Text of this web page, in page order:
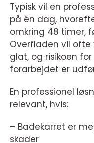
Typisk vil en
på én dag,
omkring 48 timer,
Overfladen vil
glat, og risikoen
forarbejdet er
En professionel
relevant, hvis:
– Badekarret er
skader